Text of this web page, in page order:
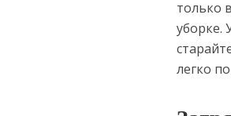
только
уборке.
легко